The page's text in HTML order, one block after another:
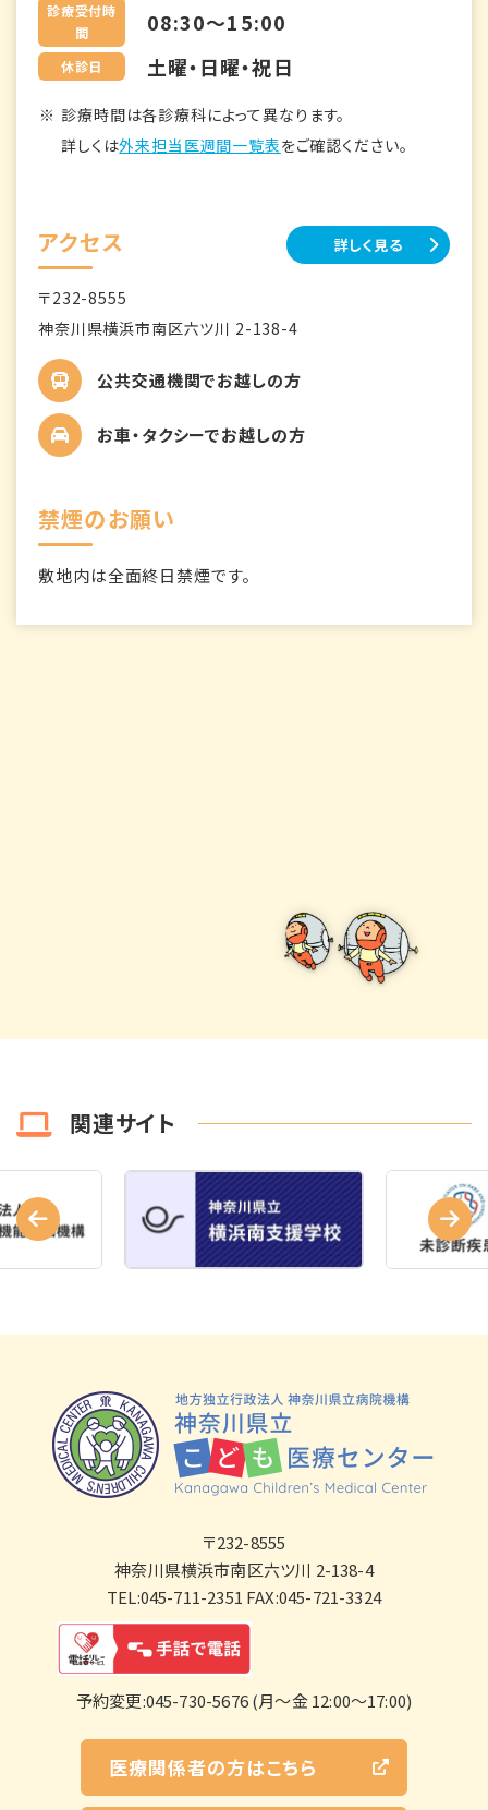
診療受付時
間
08:30～15:00
休診日 土曜・日曜・祝日
診療時間は各診療科によって異なります。
詳しくは外来担当医週間一覧表をご確認ください。
アクセス 詳しく見る
〒232-8555
神奈川県横浜市南区六ツ川 2-138-4
公共交通機関でお越しの方
お車・タクシーでお越しの方
禁煙のお願い
敷地内は全面終日禁煙です。
関連サイト
〒232-8555
神奈川県横浜市南区六ツ川 2-138-4
TEL:045-711-2351 FAX:045-721-3324
予約変更:045-730-5676 (月～金 12:00～17:00)
医療関係者の方はこちら